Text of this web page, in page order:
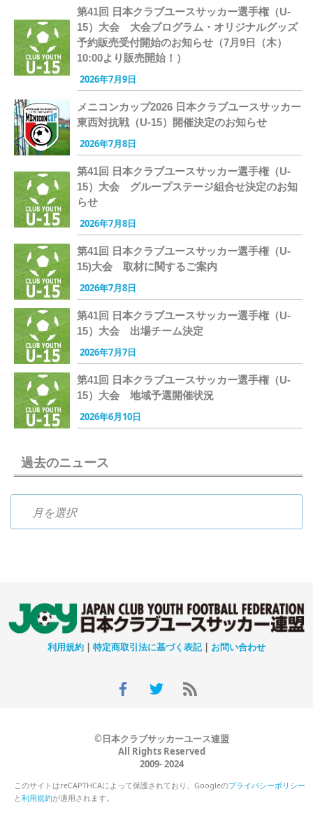
第41回 日本クラブユースサッカー選手権（U-
15）大会 大会プログラム・オリジナルグッズ
予約販売受付開始のお知らせ（7月9日（木）
10:00より販売開始！）
2026年7月9日
メニコンカップ2026 日本クラブユースサッカー
東西対抗戦（U-15）開催決定のお知らせ
2026年7月8日
第41回 日本クラブユースサッカー選手権（U-
15）大会 グループステージ組合せ決定のお知
らせ
2026年7月8日
第41回 日本クラブユースサッカー選手権（U-
15)大会 取材に関するご案内
2026年7月8日
第41回 日本クラブユースサッカー選手権（U-
15）大会 出場チーム決定
2026年7月7日
第41回 日本クラブユースサッカー選手権（U-
15）大会 地域予選開催状況
2026年6月10日
過去のニュース
利用規約 | 特定商取引法に基づく表記| お問い合わせ
©日本クラブサッカーユース連盟
All Rights Reserved
2009- 2024
このサイトはreCAPTHCAによって保護されており、Googleのプライバシーポリシー
と利用規約が適用されます。